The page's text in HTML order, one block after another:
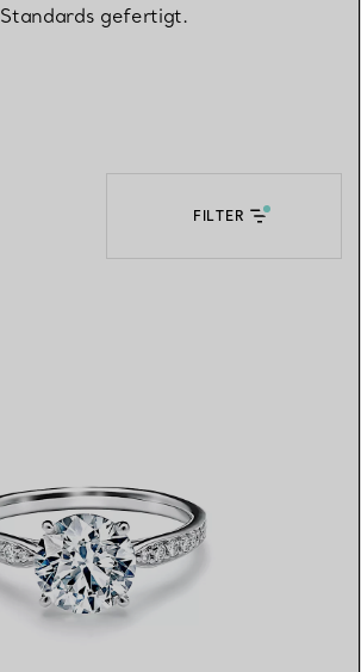
Standards gefertigt.
FILTER